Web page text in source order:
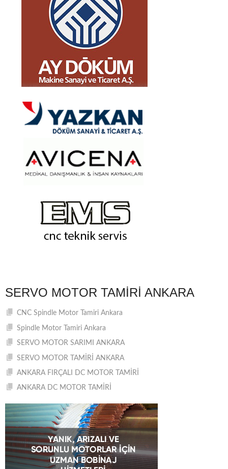
SERVO MOTOR TAMIRI ANKARA
CNC Spindle Motor Tamiri Ankara
Spindle Motor Tamiri Ankara
SERVO MOTOR SARIMI ANKARA
SERVO MOTOR TAMİRİ ANKARA
ANKARA FIRÇALI DC MOTOR TAMİRİ
ANKARA DC MOTOR TAMİRİ